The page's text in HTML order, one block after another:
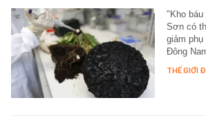
"Kho
Sơn có
giảm
Đông
THẾ GIỚI